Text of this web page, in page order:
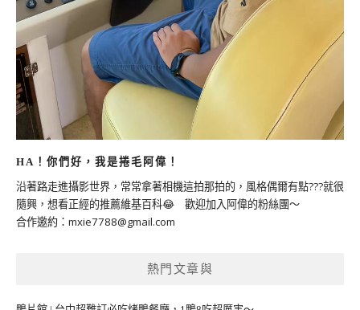
HA！你們好，我是捲毛阿偉！
沿著路走進攝影世界，常常拿著相機這拍那拍的，風格偶爾有點???就很
隨興，想看正經的推薦維基百科😂 歡迎加入阿偉的粉絲團～
合作邀約： mxie7788@gmail.com
熱門文章與